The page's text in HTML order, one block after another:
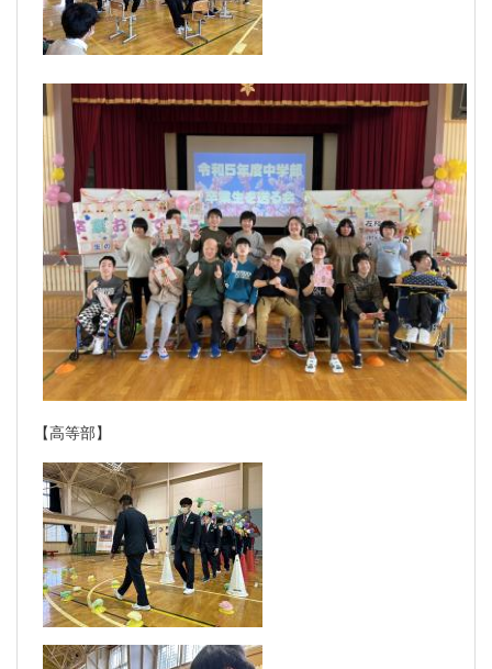
【高等部】